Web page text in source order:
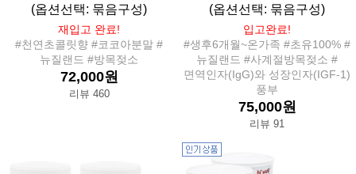
(옵션선택: 묶음구성)
재입고 완료!
#천연초콜릿향 #코코아분말 #
뉴질랜드 #방목젖소
72,000원
리뷰 460
(옵션선택: 묶음구성)
입고완료!
#생후6개월~온가족 #초유100% #
뉴질랜드 #사계절방목젖소 #
면역인자(IgG)와 성장인자(IGF-1)
풍부
75,000원
리뷰 91